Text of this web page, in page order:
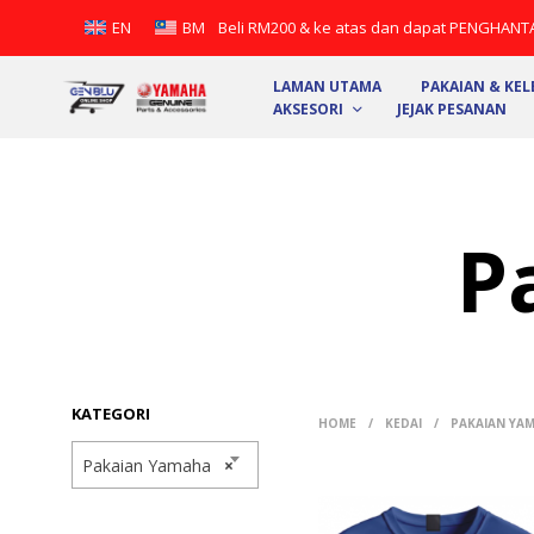
EN BM Beli RM200 & ke atas dan dapat
LAMAN UTAMA
PAKAIAN &
AKSESORI
JEJAK PESANAN
KATEGORI
×
Pakaian Yamaha
HOME / KEDAI / PAKAIAN